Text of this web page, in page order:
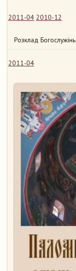
2011-04 2010-12
Розклад Богослужінь
2011-04